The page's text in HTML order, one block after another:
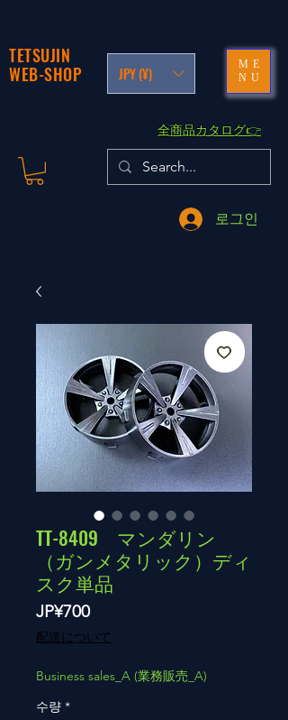
TETSUJIN
WEB-SHOP
JPY (¥)
ME
NU
​全商品カタログ👉
로그인
TT-8409 マンダリン
（ガンメタリック）ディ
スク単品
JP¥700가
격
配送について
Business sales_A (業務販売_A)
수량 *